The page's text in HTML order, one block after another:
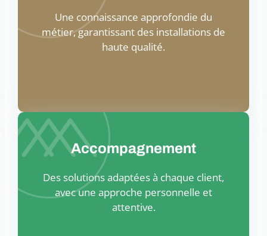
Une connaissance approfondie du
métier, garantissant des installations de
haute qualité.
Accompagnement
Des solutions adaptées à chaque client,
avec une approche personnelle et
attentive.